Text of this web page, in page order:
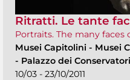
Ritratti. Le tante
Portraits. The many faces
Musei Capitolini - Musei
- Palazzo dei Conservatori
10/03 - 23/10/2011